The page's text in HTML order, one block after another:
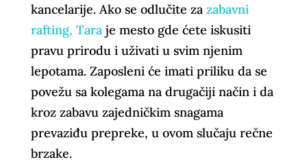
kancelarije. Ako se odlučite za zabavni
rafting, Taraje mesto gde ćete iskusiti
pravu prirodu i uživati u svim njenim
lepotama. Zaposleni će imati priliku da se
povežu sa kolegama na drugačiji način i da
kroz zabavu zajedničkim snagama
prevaziđu prepreke, u ovom slučaju rečne
brzake.